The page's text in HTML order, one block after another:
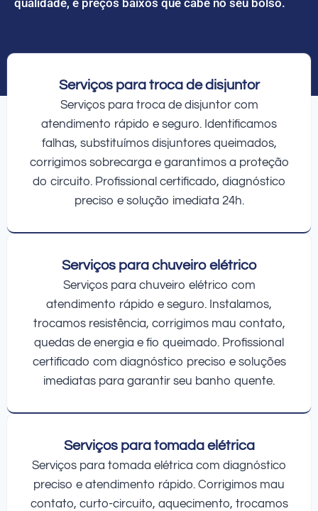
Serviços para troca de disjuntor
Serviços para troca de disjuntor com
atendimento rápido e seguro. Identificamos
falhas, substituímos disjuntores queimados,
corrigimos sobrecarga e garantimos a proteção
do circuito. Profissional certificado, diagnóstico
preciso e solução imediata 24h.
Serviços para chuveiro elétrico
Serviços para chuveiro elétrico com
atendimento rápido e seguro. Instalamos,
trocamos resistência, corrigimos mau contato,
quedas de energia e fio queimado. Profissional
certificado com diagnóstico preciso e soluções
imediatas para garantir seu banho quente.
Serviços para tomada elétrica
Serviços para tomada elétrica com diagnóstico
preciso e atendimento rápido. Corrigimos mau
contato, curto-circuito, aquecimento, trocamos